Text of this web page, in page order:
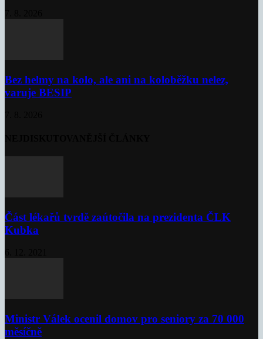
Bez helmy na kolo, ale ani na koloběžku nelez,
varuje BESIP
Část lékařů tvrdě zaútočila na prezidenta ČLK
Kubka
Ministr Válek ocenil domov pro seniory za 70 000
měsíčně